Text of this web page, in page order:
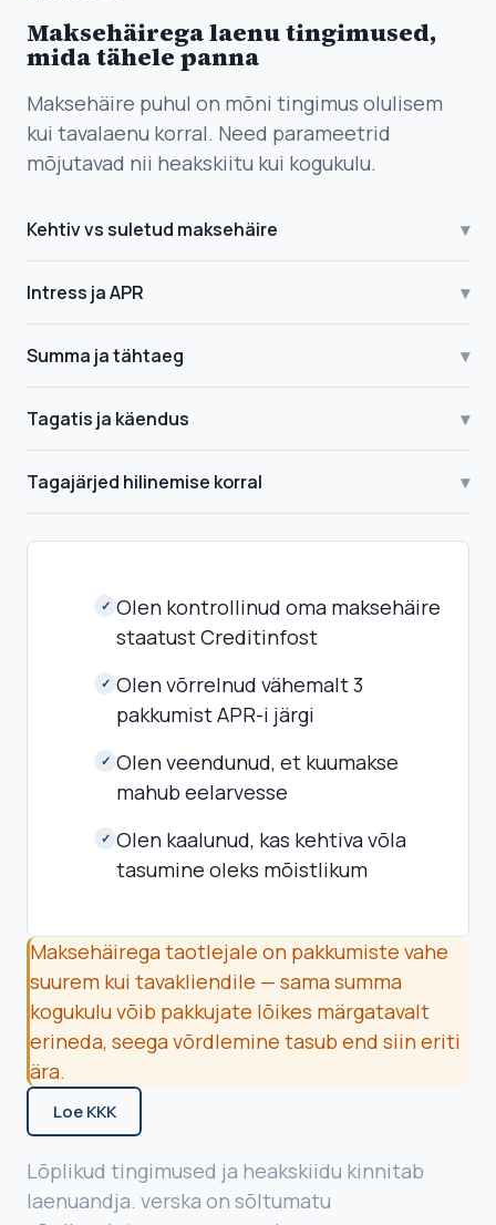
Maksehäirega laenu tingimused,
mida tähele panna
Maksehäire puhul on mõni tingimus olulisem
kui tavalaenu korral. Need parameetrid
mõjutavad nii heakskiitu kui kogukulu.
Kehtiv vs suletud maksehäire ▾
Intress ja APR ▾
Summa ja tähtaeg ▾
Tagatis ja käendus ▾
Tagajärjed hilinemise korral ▾
✓ Olen kontrollinud oma maksehäire
staatust Creditinfost
✓ Olen võrrelnud vähemalt 3
pakkumist APR-i järgi
✓ Olen veendunud, et kuumakse
mahub eelarvesse
✓ Olen kaalunud, kas kehtiva võla
tasumine oleks mõistlikum
Maksehäirega taotlejale on pakkumiste vahe
suurem kui tavakliendile — sama summa
kogukulu võib pakkujate lõikes märgatavalt
erineda, seega võrdlemine tasub end siin eriti
ära.
Loe KKK
Lõplikud tingimused ja heakskiidu kinnitab
laenuandja. verska on sõltumatu